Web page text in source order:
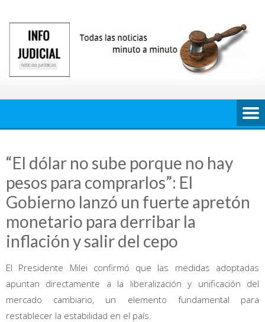
contenido
“El dólar no sube porque no hay
pesos para comprarlos”: El
Gobierno lanzó un fuerte apretón
monetario para derribar la
inflación y salir del cepo
El Presidente Milei confirmó que las medidas adoptadas
apuntan directamente a la liberalización y unificación del
mercado cambiario, un elemento fundamental para
restablecer la estabilidad en el país.